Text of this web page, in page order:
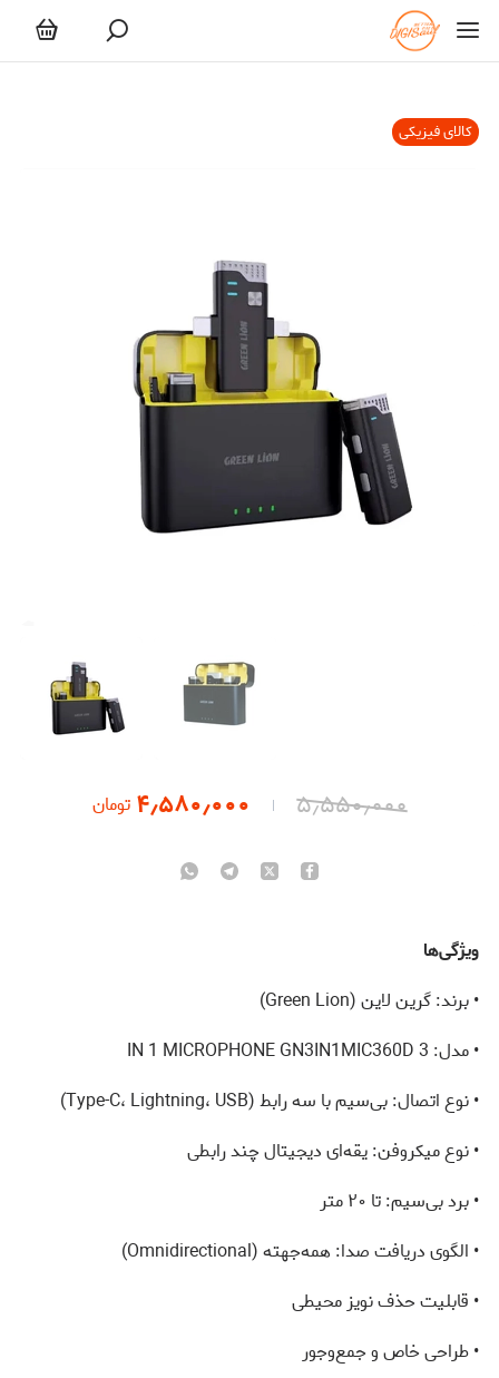
کالای فیزیکی
۵٫۵۵۰٫۰۰۰ ۴٫۵۸۰٫۰۰۰ تومان
ویژگی‌ها
• برند: گرین لاین (Green Lion)
• مدل: 3 IN 1 MICROPHONE GN3IN1MIC360D
• نوع اتصال: بی‌سیم با سه رابط (Type-C، Lightning، USB)
• نوع میکروفن: یقه‌ای دیجیتال چند رابطی
• برد بی‌سیم: تا ۲۰ متر
• الگوی دریافت صدا: همه‌جهته (Omnidirectional)
• قابلیت حذف نویز محیطی
• طراحی خاص و جمع‌وجور